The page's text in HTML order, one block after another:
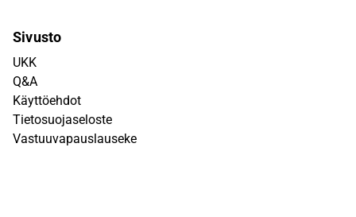
Sivusto
UKK
Q&A
Käyttöehdot
Tietosuojaseloste
Vastuuvapauslauseke